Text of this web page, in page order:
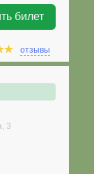
билет
отзывы
3